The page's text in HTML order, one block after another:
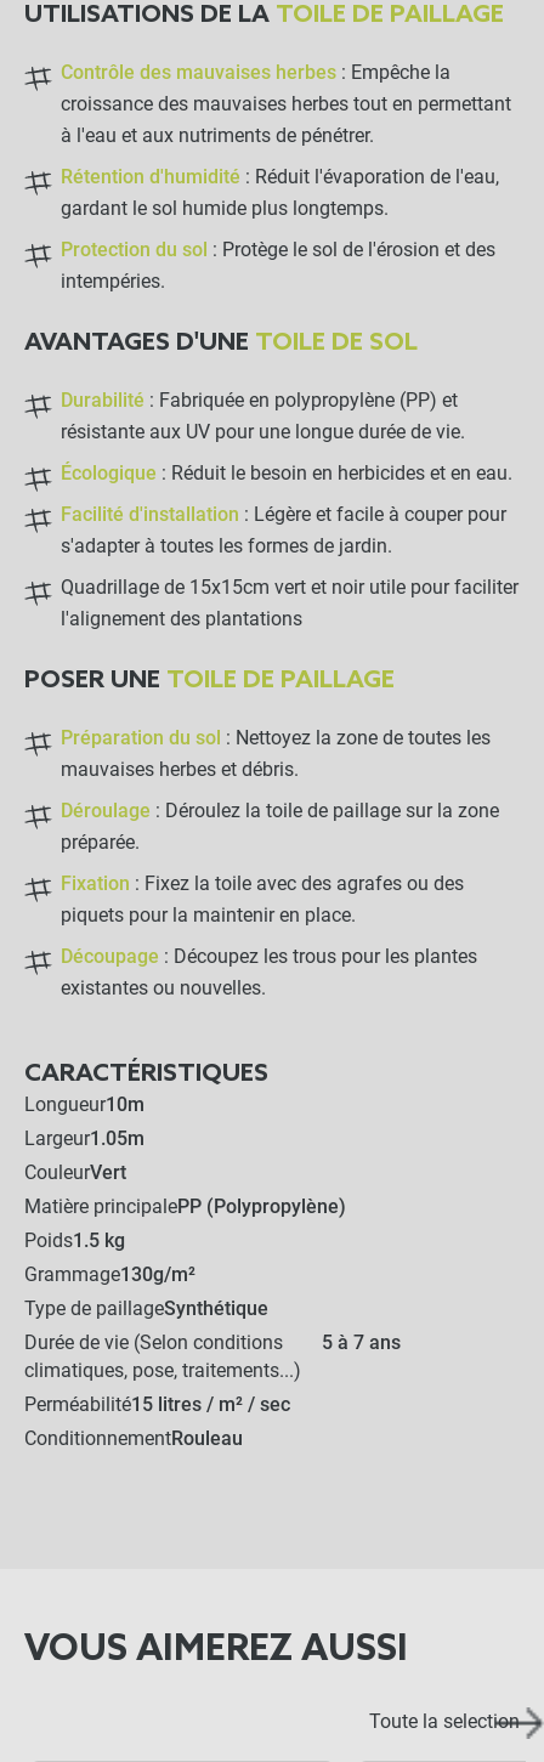
Toile de Paillage 1.05 x 10m close
au sol
7,90 € - +
Lot de 100 agrafes Métal
20x20x20cm - Sol meuble
Lot de 250 agrafes métal
41,90 €
9,90 €
Produits associés
UTILISATIONS DE LA TOILE DE PAILLAGE
Contrôle des mauvaises herbes : Empêche la
croissance des mauvaises herbes tout en permettant
à l'eau et aux nutriments de pénétrer.
Rétention d'humidité : Réduit l'évaporation de l'eau,
gardant le sol humide plus longtemps.
Protection du sol : Protège le sol de l'érosion et des
intempéries.
AVANTAGES D'UNE TOILE DE SOL
Durabilité : Fabriquée en polypropylène (PP) et
résistante aux UV pour une longue durée de vie.
Écologique : Réduit le besoin en herbicides et en eau.
Facilité d'installation : Légère et facile à couper pour
s'adapter à toutes les formes de jardin.
Quadrillage de 15x15cm vert et noir utile pour faciliter
l'alignement des plantations
POSER UNE TOILE DE PAILLAGE
Préparation du sol : Nettoyez la zone de toutes les
mauvaises herbes et débris.
Déroulage : Déroulez la toile de paillage sur la zone
préparée.
Fixation : Fixez la toile avec des agrafes ou des
piquets pour la maintenir en place.
Découpage : Découpez les trous pour les plantes
existantes ou nouvelles.
CARACTÉRISTIQUES
Longueur10m
Largeur1.05m
CouleurVert
Matière principalePP (Polypropylène)
Poids1.5 kg
Grammage130g/m²
Type de paillageSynthétique
Durée de vie (Selon conditions
climatiques, pose, traitements...)
5 à 7 ans
Perméabilité15 litres / m² / sec
ConditionnementRouleau
VOUS AIMEREZ AUSSI
Toute la selection